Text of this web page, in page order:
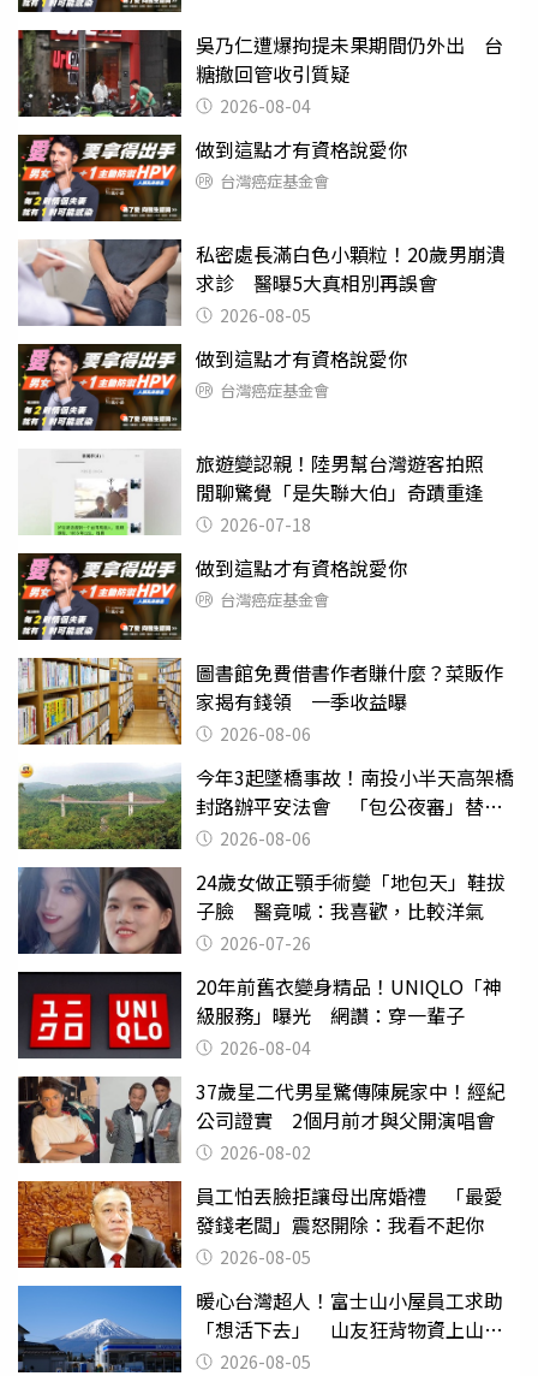
吳乃仁遭爆拘提未果期間仍外出 台
糖撤回管收引質疑
2026-08-04
做到這點才有資格說愛你
台灣癌症基金會
私密處長滿白色小顆粒！20歲男崩潰
求診 醫曝5大真相別再誤會
2026-08-05
做到這點才有資格說愛你
台灣癌症基金會
旅遊變認親！陸男幫台灣遊客拍照
閒聊驚覺「是失聯大伯」奇蹟重逢
2026-07-18
做到這點才有資格說愛你
台灣癌症基金會
圖書館免費借書作者賺什麼？菜販作
家揭有錢領 一季收益曝
2026-08-06
今年3起墜橋事故！南投小半天高架橋
封路辦平安法會 「包公夜審」替亡
魂伸冤
2026-08-06
24歲女做正顎手術變「地包天」鞋拔
子臉 醫竟喊：我喜歡，比較洋氣
2026-07-26
20年前舊衣變身精品！UNIQLO「神
級服務」曝光 網讚：穿一輩子
2026-08-04
37歲星二代男星驚傳陳屍家中！經紀
公司證實 2個月前才與父開演唱會
2026-08-02
員工怕丟臉拒讓母出席婚禮 「最愛
發錢老闆」震怒開除：我看不起你
2026-08-05
暖心台灣超人！富士山小屋員工求助
「想活下去」 山友狂背物資上山：
台灣真的是寶島
2026-08-05